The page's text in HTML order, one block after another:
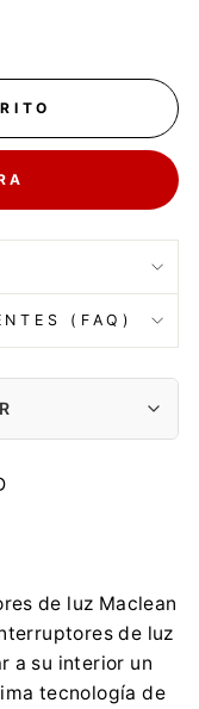
(FAQ)
z o.o.
Góry
z o.o.
Góry
de luz Maclean
de luz
a su interior un
tecnología de